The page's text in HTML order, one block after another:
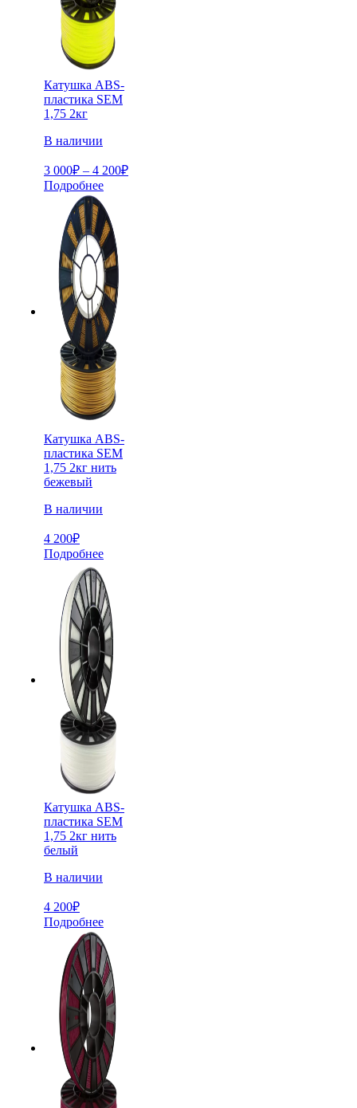
Катушка ABS-
пластика SEM
1,75 2кг
В наличии
3 000₽ – 4 200₽Диапазон
Подробнее
Катушка ABS-
пластика SEM
1,75 2кг нить
бежевый
В наличии
4 200₽
Подробнее
Катушка ABS-
пластика SEM
1,75 2кг нить
белый
В наличии
4 200₽
Подробнее